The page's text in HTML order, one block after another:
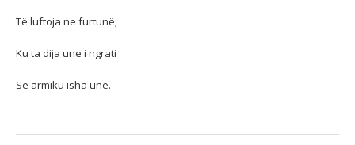
Të luftoja ne furtunë;
Ku ta dija une i ngrati
Se armiku isha unë.